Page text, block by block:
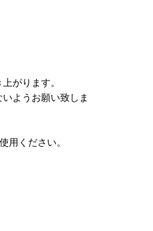
がります。
ようお願い致しま
用ください。